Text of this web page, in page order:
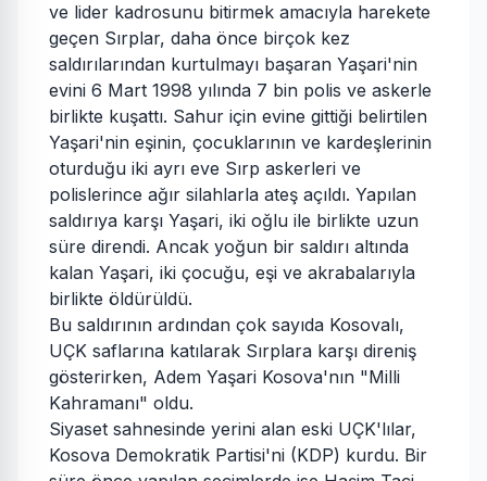
ve lider kadrosunu bitirmek amacıyla harekete
geçen Sırplar, daha önce birçok kez
saldırılarından kurtulmayı başaran Yaşari'nin
evini 6 Mart 1998 yılında 7 bin polis ve askerle
birlikte kuşattı. Sahur için evine gittiği belirtilen
Yaşari'nin eşinin, çocuklarının ve kardeşlerinin
oturduğu iki ayrı eve Sırp askerleri ve
polislerince ağır silahlarla ateş açıldı. Yapılan
saldırıya karşı Yaşari, iki oğlu ile birlikte uzun
süre direndi. Ancak yoğun bir saldırı altında
kalan Yaşari, iki çocuğu, eşi ve akrabalarıyla
birlikte öldürüldü.
Bu saldırının ardından çok sayıda Kosovalı,
UÇK saflarına katılarak Sırplara karşı direniş
gösterirken, Adem Yaşari Kosova'nın "Milli
Kahramanı" oldu.
Siyaset sahnesinde yerini alan eski UÇK'lılar,
Kosova Demokratik Partisi'ni (KDP) kurdu. Bir